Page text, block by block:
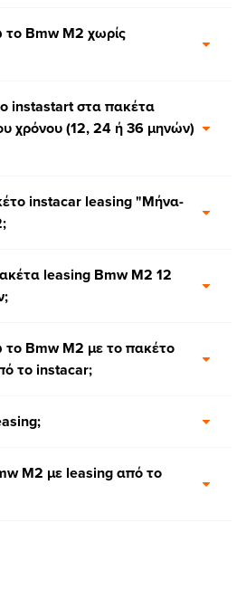
Bmw M2 χωρίς
instastart στα πακέτα
χρόνου (12, 24 ή 36 μηνών)
instacar leasing "Μήνα-
leasing Bmw M2 12
Bmw M2 με το πακέτο
το instacar;
M2 με leasing από το